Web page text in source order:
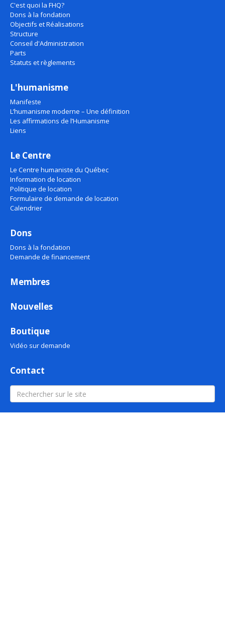
C'est quoi la FHQ?
Dons à la fondation
Objectifs et Réalisations
Structure
Conseil d'Administration
Parts
Statuts et règlements
L'humanisme
Manifeste
L’humanisme moderne – Une définition
Les affirmations de l’Humanisme
Liens
Le Centre
Le Centre humaniste du Québec
Information de location
Politique de location
Formulaire de demande de location
Calendrier
Dons
Dons à la fondation
Demande de financement
Membres
Nouvelles
Boutique
Vidéo sur demande
Contact